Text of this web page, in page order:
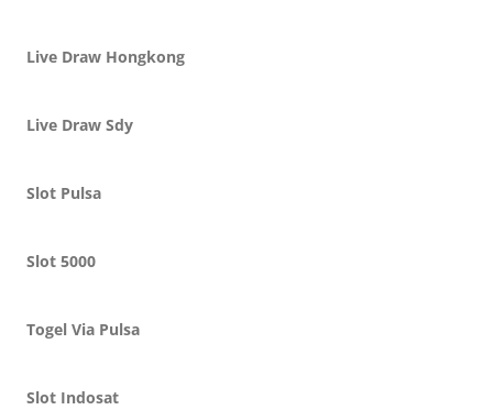
Live Draw Hongkong
Live Draw Sdy
Slot Pulsa
Slot 5000
Togel Via Pulsa
Slot Indosat